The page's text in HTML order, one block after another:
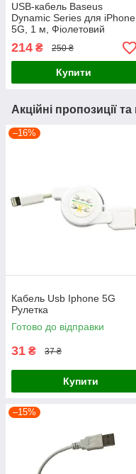
USB-кабель Baseus
Dynamic Series для iPhone
5G, 1 м, Фіолетовий
214 ₴ 250 ₴
Купити
Акційні пропозиції
–16%
Кабель Usb Iphone 5G
Рулетка
Готово до відправки
31 ₴ 37 ₴
Купити
–15%